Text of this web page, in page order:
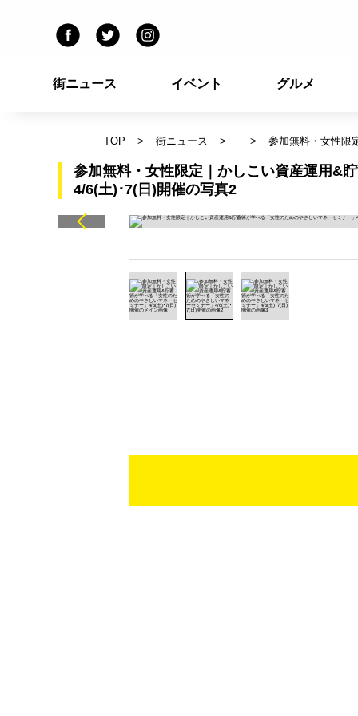
街ニュース イベント グルメ
TOP 街ニュース 参加無料・女性限
参加無料・女性限定｜かしこい資産運用&
4/6(土)･7(日)開催の写真2